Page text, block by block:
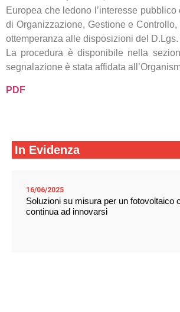
Europea che ledono l’interesse
di Organizzazione, Gestione e
ottemperanza alle disposizioni del
La procedura è disponibile nella
segnalazione è stata affidata
PDF
In Evidenza
16/06/2025
Soluzioni su misura per un fotovoltaico
continua ad innovarsi